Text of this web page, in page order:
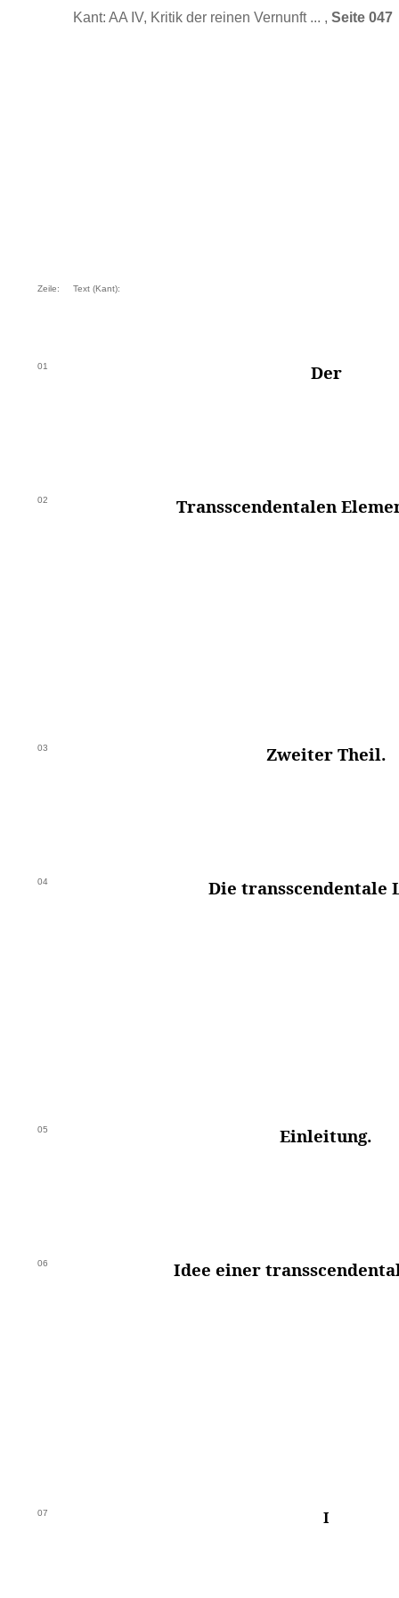
Kant: AA IV, Kritik der reinen Vernunft ... , Seite 047
Zeile: Text (Kant):
01 Der
02 Transscendentalen
03 Zweiter Theil.
04 Die transscendentale
05 Einleitung.
06 Idee einer
07 I